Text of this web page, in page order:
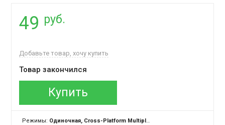
49 руб.
Добавьте товар, хочу купить
Товар закончился
Купить
Режимы: Одиночная, Cross-Platform Multiplayer